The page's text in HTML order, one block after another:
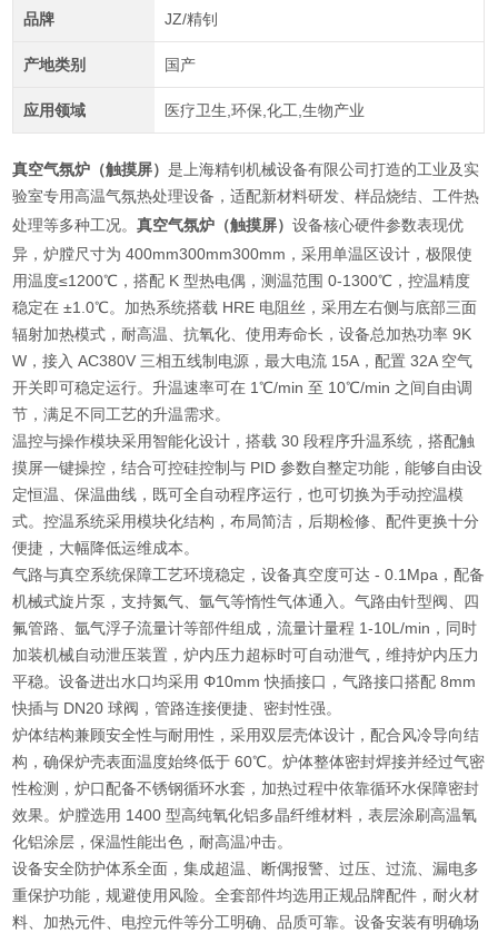
品牌 JZ/精钊
产地类别 国产
应用领域 医疗卫生,环保,化工,生物产业
真空气氛炉（触摸屏）是上海精钊机械设备有限公司打造的工业及实
验室专用高温气氛热处理设备，适配新材料研发、样品烧结、工件热
处理等多种工况。真空气氛炉（触摸屏）设备核心硬件参数表现优
异，炉膛尺寸为 400mm300mm300mm，采用单温区设计，极限使
用温度≤1200℃，搭配 K 型热电偶，测温范围 0-1300℃，控温精度
稳定在 ±1.0℃。加热系统搭载 HRE 电阻丝，采用左右侧与底部三面
辐射加热模式，耐高温、抗氧化、使用寿命长，设备总加热功率 9K
W，接入 AC380V 三相五线制电源，最大电流 15A，配置 32A 空气
开关即可稳定运行。升温速率可在 1℃/min 至 10℃/min 之间自由调
节，满足不同工艺的升温需求。
温控与操作模块采用智能化设计，搭载 30 段程序升温系统，搭配触
摸屏一键操控，结合可控硅控制与 PID 参数自整定功能，能够自由设
定恒温、保温曲线，既可全自动程序运行，也可切换为手动控温模
式。控温系统采用模块化结构，布局简洁，后期检修、配件更换十分
便捷，大幅降低运维成本。
气路与真空系统保障工艺环境稳定，设备真空度可达 - 0.1Mpa，配备
机械式旋片泵，支持氮气、氩气等惰性气体通入。气路由针型阀、四
氟管路、氩气浮子流量计等部件组成，流量计量程 1-10L/min，同时
加装机械自动泄压装置，炉内压力超标时可自动泄气，维持炉内压力
平稳。设备进出水口均采用 Φ10mm 快插接口，气路接口搭配 8mm
快插与 DN20 球阀，管路连接便捷、密封性强。
炉体结构兼顾安全性与耐用性，采用双层壳体设计，配合风冷导向结
构，确保炉壳表面温度始终低于 60℃。炉体整体密封焊接并经过气密
性检测，炉口配备不锈钢循环水套，加热过程中依靠循环水保障密封
效果。炉膛选用 1400 型高纯氧化铝多晶纤维材料，表层涂刷高温氧
化铝涂层，保温性能出色，耐高温冲击。
设备安全防护体系全面，集成超温、断偶报警、过压、过流、漏电多
重保护功能，规避使用风险。全套部件均选用正规品牌配件，耐火材
料、加热元件、电控元件等分工明确、品质可靠。设备安装有明确场